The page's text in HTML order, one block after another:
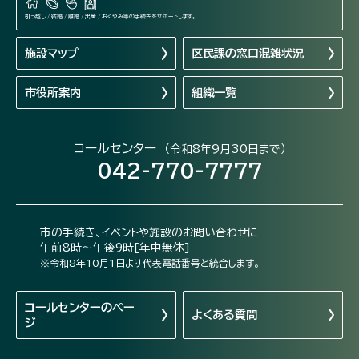
引っ越し / 結婚 / 離婚 / 出産 / おくやみ等の手続きをサポートします。
施設マップ 区民課の窓口混雑状況
市役所案内 組織一覧
コールセンター （令和8年9月30日まで）
042-770-7777
市の手続き、イベントや施設のお問い合わせに
午前8時～午後9時[年中無休]
※令和8年10月1日より代表電話番号と統合します。
コールセンターのペー
ジ
よくある質問